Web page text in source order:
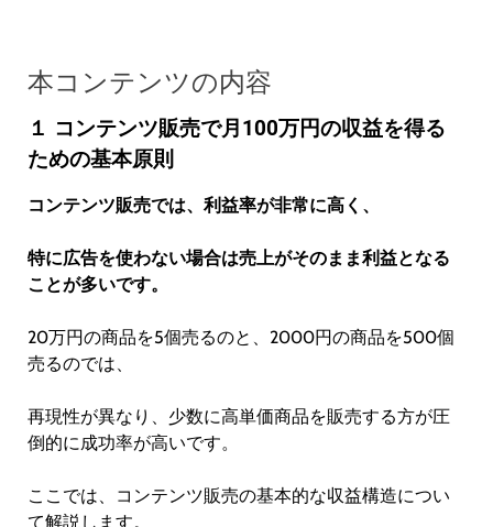
本コンテンツの内容
１ コンテンツ販売で月100万円の収益を得る
ための基本原則
コンテンツ販売では、利益率が非常に高く、
特に広告を使わない場合は売上がそのまま利益となる
ことが多いです。
20万円の商品を5個売るのと、2000円の商品を500個
売るのでは、
再現性が異なり、少数に高単価商品を販売する方が圧
倒的に成功率が高いです。
ここでは、コンテンツ販売の基本的な収益構造につい
て解説します。